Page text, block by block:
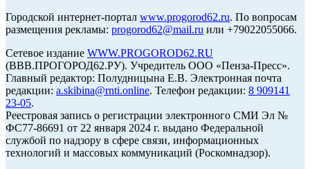
Городской интернет-портал www.progorod62.ru. По вопросам
размещения рекламы: progorod62@mail.ru или +79022055066.
Сетевое издание WWW.PROGOROD62.RU
(ВВВ.ПРОГОРОД62.РУ). Учредитель ООО «Пенза-Пресс».
Главный редактор: Полудницына Е.В. Электронная почта
редакции: a.skibina@rnti.online. Телефон редакции: 8 909141
23-05.
Реестровая запись о регистрации электронного СМИ Эл №
ФС77-86691 от 22 января 2024 г. выдано Федеральной
службой по надзору в сфере связи, информационных
технологий и массовых коммуникаций (Роскомнадзор).